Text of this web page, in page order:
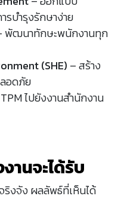
รบำรุงรักษาง่าย
พัฒนาทักษะพนักงานทุก
(SHE) – สร้าง
อดภัย
ไปยังงานสำนักงาน
านจะได้รับ
จริงจัง ผลลัพธ์ที่เห็นได้